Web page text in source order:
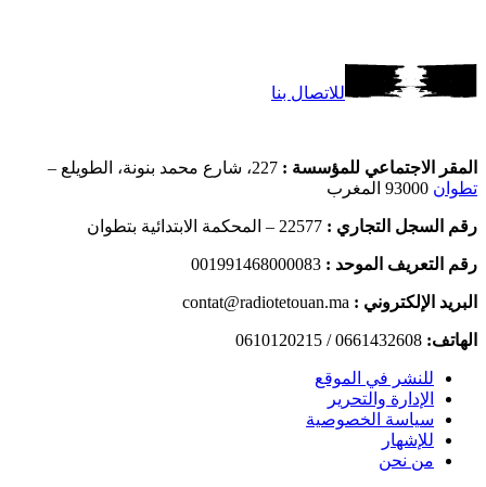
للاتصال بنا
المقر الاجتماعي للمؤسسة : 227، شارع محمد بنونة، الطويلع –
تطوان
رقم السجل التجاري : 22577 – المحكمة الابتدائية بتطوان
رقم التعريف الموحد : 001991468000083
البريد الإلكتروني : contat@radiotetouan.ma
الهاتف: 0661432608 / 0610120215
للنشر في الموقع
الإدارة والتحرير
سياسة الخصوصية
للإشهار
من نحن